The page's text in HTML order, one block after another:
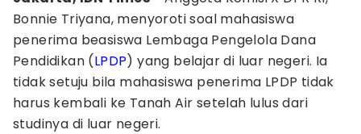
Bonnie Triyana, menyoroti soal mahasiswa
penerima beasiswa Lembaga Pengelola Dana
Pendidikan (LPDP) yang belajar di luar negeri. Ia
tidak setuju bila mahasiswa penerima LPDP tidak
harus kembali ke Tanah Air setelah lulus dari
studinya di luar negeri.